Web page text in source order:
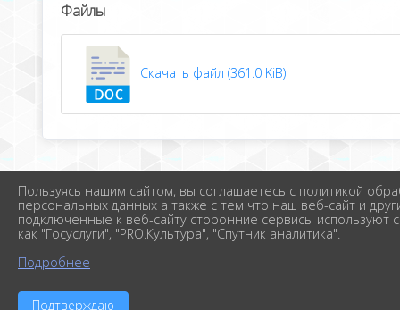
Файлы
Скачать файл (361.0 KiB)
Пользуясь нашим сайтом, вы соглашаетесь с политикой
персональных данных а также с тем что наш веб-сайт и
подключенные к веб-сайту сторонние сервисы используют
как "Госуслуги", "PRO.Культура", "Спутник аналитика".
Подробнее
Подтверждаю